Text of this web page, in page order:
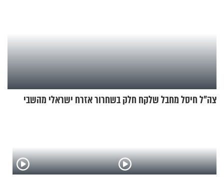
צה"ל חיסל מחבל שלקח חלק בשחרור אזרח ישראלי מהשבי